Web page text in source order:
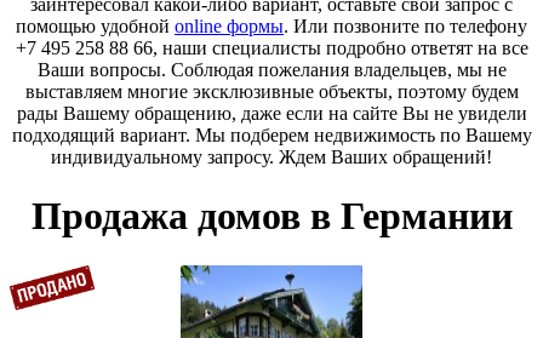
заинтересовал какой-либо вариант, оставьте свой запрос с
помощью удобной online формы. Или позвоните по телефону
+7 495 258 88 66, наши специалисты подробно ответят на все
Ваши вопросы. Соблюдая пожелания владельцев, мы не
выставляем многие эксклюзивные объекты, поэтому будем
рады Вашему обращению, даже если на сайте Вы не увидели
подходящий вариант. Мы подберем недвижимость по Вашему
индивидуальному запросу. Ждем Ваших обращений!
Продажа домов в Германии